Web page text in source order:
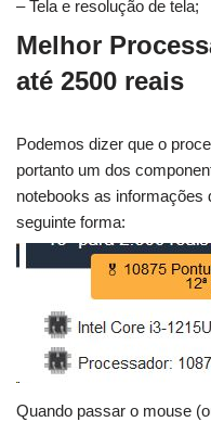
– Tela e resolução de tela;
Melhor
até 2500 reais
Podemos dizer que o
portanto um dos
notebooks as
seguinte forma:
Quando passar o mouse